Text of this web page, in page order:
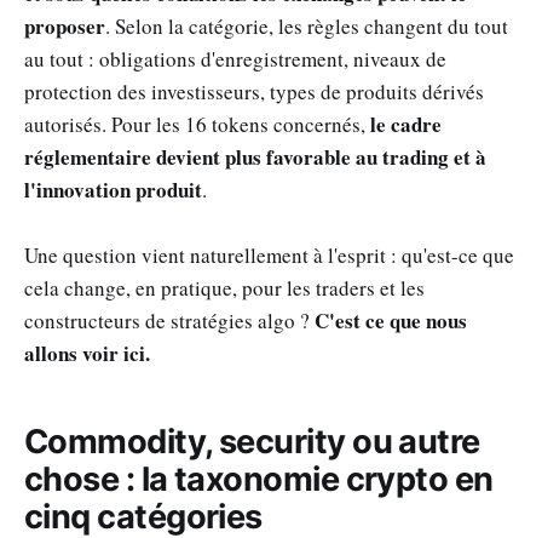
proposer. Selon la catégorie, les règles changent du tout
au tout : obligations d'enregistrement, niveaux de
protection des investisseurs, types de produits dérivés
autorisés. Pour les 16 tokens concernés,le cadre
réglementaire devient plus favorable au trading et à
l'innovation produit.
Une question vient naturellement à l'esprit : qu'est-ce que
cela change, en pratique, pour les traders et les
constructeurs de stratégies algo ? C'est ce que nous
allons voir ici.
Commodity, security ou autre
chose : la taxonomie crypto en
cinq catégories